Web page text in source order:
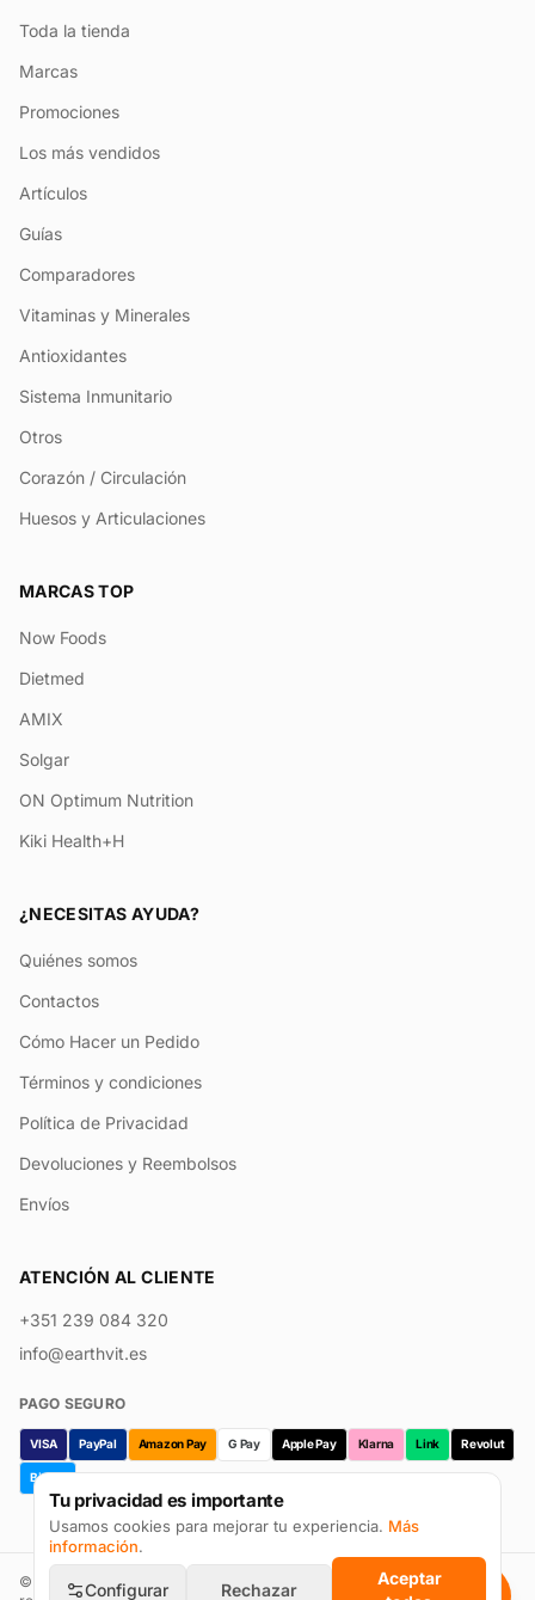
Tu privacidad es importante
Usamos cookies para mejorar tu experiencia. Más
información.
Configurar Rechazar
Aceptar
Toda la tienda
Marcas
Promociones
Los más vendidos
Artículos
Guías
Comparadores
Vitaminas y Minerales
Antioxidantes
Sistema Inmunitario
Otros
Corazón / Circulación
Huesos y Articulaciones
MARCAS TOP
Now Foods
Dietmed
AMIX
Solgar
ON Optimum Nutrition
Kiki Health+H
¿NECESITAS AYUDA?
Quiénes somos
Contactos
Cómo Hacer un Pedido
Términos y condiciones
Política de Privacidad
Devoluciones y Reembolsos
Envíos
ATENCIÓN AL CLIENTE
+351 239 084 320
info@earthvit.es
PAGO SEGURO
VISA PayPal Amazon Pay G Pay Apple Pay Klarna Link Revolut
Bizum
© 2026Earthvit · Prevpharma Unipessoal Lda. Todos los derechos